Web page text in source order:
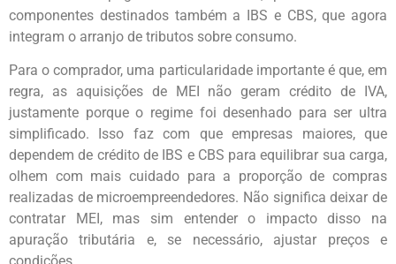
componentes destinados também a IBS e CBS, que agora
integram o arranjo de tributos sobre consumo.
Para o comprador, uma particularidade importante é que, em
regra, as aquisições de MEI não geram crédito de IVA,
justamente porque o regime foi desenhado para ser ultra
simplificado. Isso faz com que empresas maiores, que
dependem de crédito de IBS e CBS para equilibrar sua carga,
olhem com mais cuidado para a proporção de compras
realizadas de microempreendedores. Não significa deixar de
contratar MEI, mas sim entender o impacto disso na
apuração tributária e, se necessário, ajustar preços e